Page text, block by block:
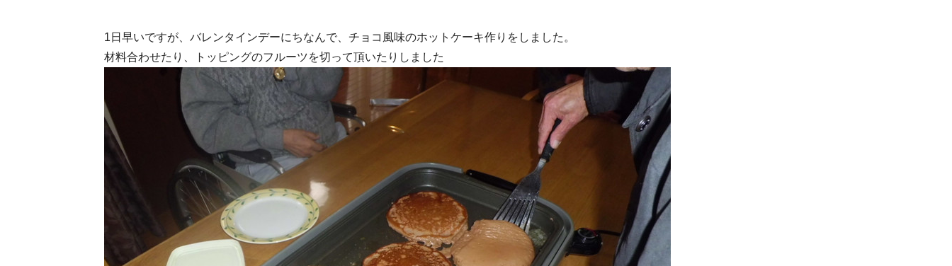
1日早いですが、バレンタインデーにちなんで、チョコ風味のホットケーキ作りをしました。
材料合わせたり、トッピングのフルーツを切って頂いたりしました